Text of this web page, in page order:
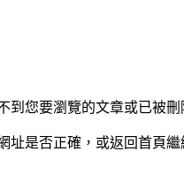
到您要瀏覽的文章或已被刪
址是否正確，或返回首頁繼